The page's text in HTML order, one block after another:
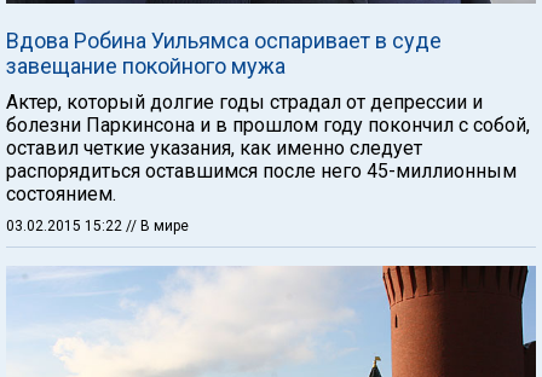
Вдова Робина Уильямса оспаривает в суде
завещание покойного мужа
Актер, который долгие годы страдал от депрессии и
болезни Паркинсона и в прошлом году покончил с собой,
оставил четкие указания, как именно следует
распорядиться оставшимся после него 45-миллионным
состоянием.
03.02.2015 15:22 // В мире